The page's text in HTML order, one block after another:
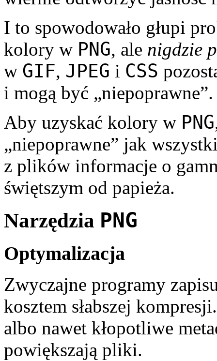
I to spowodowało głupi
kolory w PNG, ale nigdzie
w GIF, JPEG i CSS
i mogą być „nie­poprawne”.
Aby uzyskać kolory w PNG
„niepoprawne” jak
z plików infor­macje o
świętszym od papieża.
Narzędzia PNG
Optymalizacja
Zwyczajne programy
kosztem słabszej
albo nawet kłopot­liwe
powiększają pliki.